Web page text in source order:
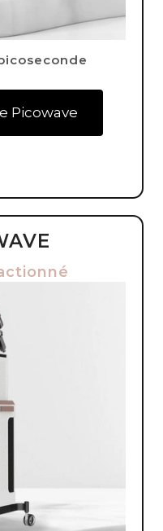
Picowave